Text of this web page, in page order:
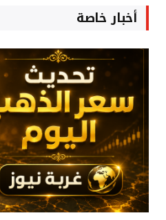
أخبار خاصة